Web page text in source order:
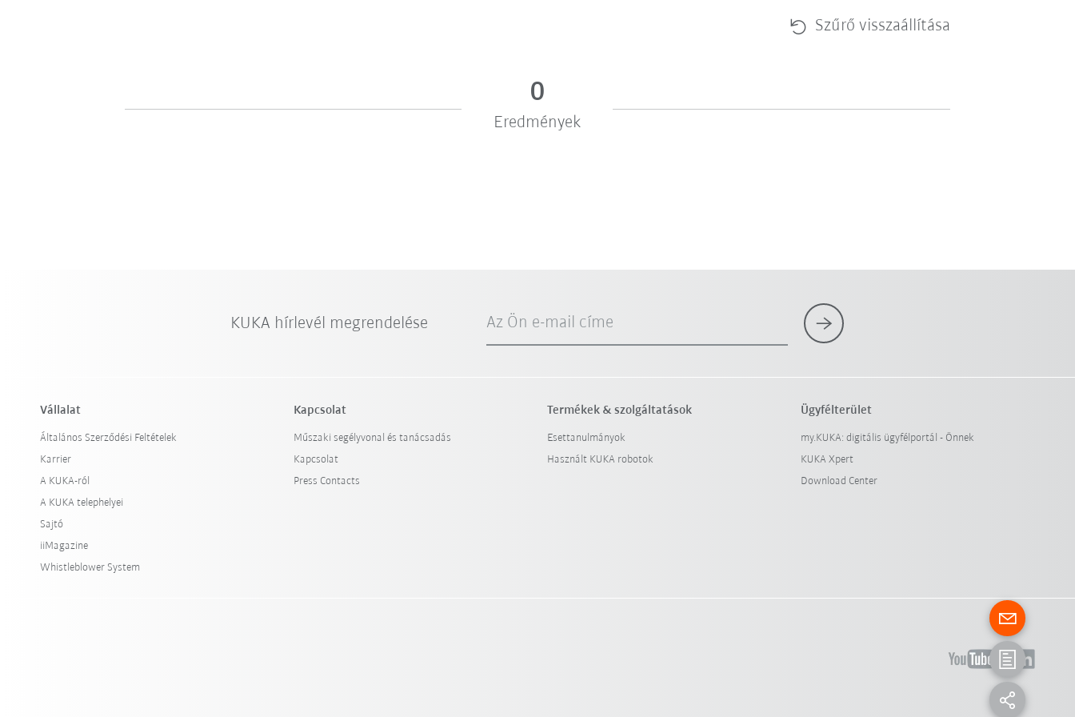
Szűrő visszaállítása
0
Eredmények
KUKA hírlevél megrendelése Az Ön e-mail címe
Vállalat
Általános Szerződési Feltételek
Karrier
A KUKA-ról
A KUKA telephelyei
Sajtó
iiMagazine
Whistleblower System
Kapcsolat
Műszaki segélyvonal és tanácsadás
Kapcsolat
Press Contacts
Termékek & szolgáltatások
Esettanulmányok
Használt KUKA robotok
Ügyfélterület
my.KUKA: digitális ügyfélportál - Önnek
KUKA Xpert
Download Center